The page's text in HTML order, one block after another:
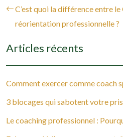
C’est quoi la différence entre
réorientation professionnelle ?
Articles récents
Comment exercer comme coach
3 blocages qui sabotent votre
Le coaching professionnel :